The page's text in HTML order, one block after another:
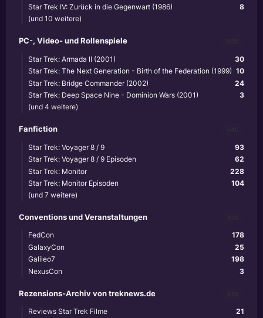
8
Star Trek IV: Zurück in die Gegenwart (1986)
(und 10 weitere)
PC-, Video- und Rollenspiele
30
Star Trek: Armada II (2001)
10
Star Trek: The Next Generation - Birth of the Federation (1999)
24
Star Trek: Bridge Commander (2002)
3
Star Trek: Deep Space Nine - Dominion Wars (2001)
(und 4 weitere)
Fanfiction
93
Star Trek: Voyager 8 / 9
62
Star Trek: Voyager 8 / 9 Episoden
228
Star Trek: Monitor
104
Star Trek: Monitor Episoden
(und 7 weitere)
Conventions und Veranstaltungen
178
FedCon
25
GalaxyCon
198
Galileo7
3
NexusCon
Rezensions-Archiv von treknews.de
21
Reviews Star Trek Filme